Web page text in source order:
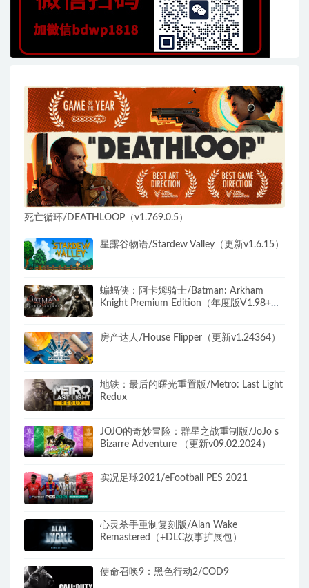
死亡循环/DEATHLOOP（v1.769.0.5）
星露谷物语/Stardew Valley（更新v1.6.15）
蝙蝠侠：阿卡姆骑士/Batman: Arkham
Knight Premium Edition（年度版V1.98+全
房产达人/House Flipper（更新v1.24364）
地铁：最后的曙光重置版/Metro: Last Light
Redux
JOJO的奇妙冒险：群星之战重制版/JoJo s
Bizarre Adventure （更新v09.02.2024）
实况足球2021/eFootball PES 2021
心灵杀手重制复刻版/Alan Wake
Remastered（+DLC故事扩展包）
使命召唤9：黑色行动2/COD9